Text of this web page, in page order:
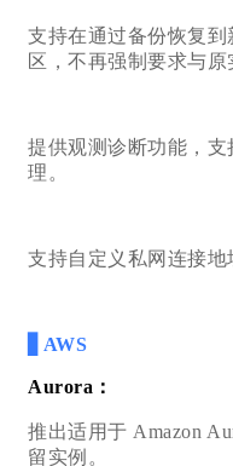
支持在通过备份恢复
区，不再强制要求与原
提供观测诊断功能，
理。
支持自定义私网连接地
▋AWS
Aurora：
推出适用于 Amazon
留实例。